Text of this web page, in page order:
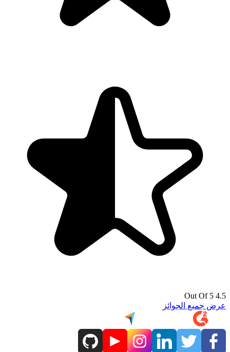
4.5 Out Of 5
عرض جميع الجوائز